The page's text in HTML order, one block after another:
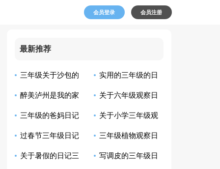
会员登录 会员注册
最新推荐
三年级关于沙包的
日记
实用的三年级的日
记作文300字集合7篇
醉美泸州是我的家
乡日记
关于六年级观察日
记锦集7篇
三年级的爸妈日记 关于小学三年级观
察日记模板集锦十篇
过春节三年级日记 三年级植物观察日
记（通用53篇）
关于暑假的日记三 写调皮的三年级日